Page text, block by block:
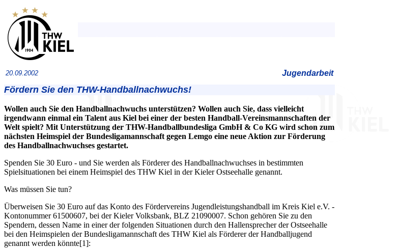
20.09.2002 Jugendarbeit
Fördern Sie den THW-Handballnachwuchs!
Wollen auch Sie den Handballnachwuchs unterstützen? Wollen auch Sie, dass vielleicht
irgendwann einmal ein Talent aus Kiel bei einer der besten Handball-Vereinsmannschaften der
Welt spielt? Mit Unterstützung der THW-Handballbundesliga GmbH & Co KG wird schon zum
nächsten Heimspiel der Bundesligamannschaft gegen Lemgo eine neue Aktion zur Förderung
des Handballnachwuchses gestartet.
Spenden Sie 30 Euro - und Sie werden als Förderer des Handballnachwuchses in bestimmten
Spielsituationen bei einem Heimspiel des THW Kiel in der Kieler Ostseehalle genannt.
Was müssen Sie tun?
Überweisen Sie 30 Euro auf das Konto des Fördervereins Jugendleistungshandball im Kreis Kiel e.V. -
Kontonummer 61500607, bei der Kieler Volksbank, BLZ 21090007. Schon gehören Sie zu den
Spendern, dessen Name in einer der folgenden Situationen durch den Hallensprecher der Ostseehalle
bei den Heimspielen der Bundesligamannschaft des THW Kiel als Förderer der Handballjugend
genannt werden könnte[1]: